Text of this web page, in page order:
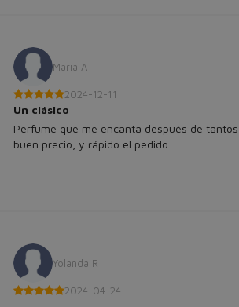
Maria A
2024-12-11
Un clásico
Perfume que me encanta después de
buen precio, y rápido el pedido.
Yolanda R
2024-04-24